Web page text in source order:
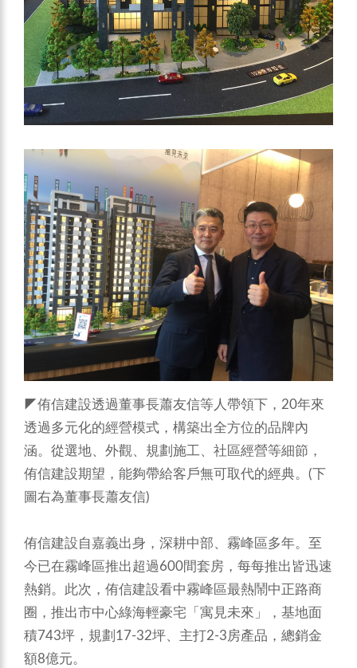
◤侑信建設透過董事長蕭友信等人帶領下，20年來
透過多元化的經營模式，構築出全方位的品牌內
涵。從選地、外觀、規劃施工、社區經營等細節，
侑信建設期望，能夠帶給客戶無可取代的經典。(下
圖右為董事長蕭友信)
侑信建設自嘉義出身，深耕中部、霧峰區多年。至
今已在霧峰區推出超過600間套房，每每推出皆迅速
熱銷。此次，侑信建設看中霧峰區最熱鬧中正路商
圈，推出市中心綠海輕豪宅「寓見未來」，基地面
積743坪，規劃17-32坪、主打2-3房產品，總銷金
額8億元。